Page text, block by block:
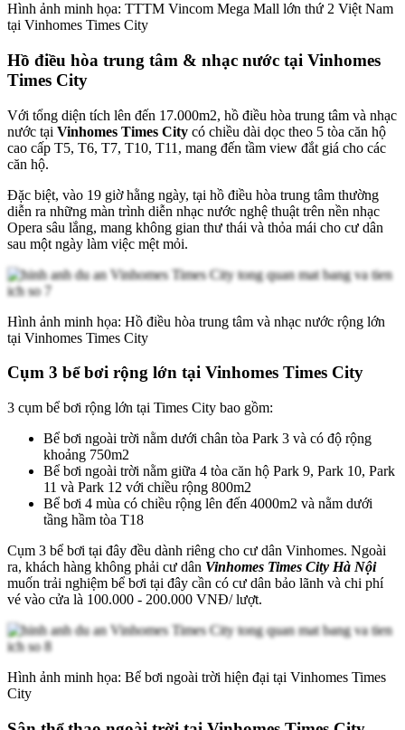
Hình ảnh minh họa: TTTM Vincom Mega Mall lớn thứ 2 Việt Nam
tại Vinhomes Times City
Hồ điều hòa trung tâm & nhạc nước tại Vinhomes
Times City
Với tổng diện tích lên đến 17.000m2, hồ điều hòa trung tâm và nhạc
nước tại Vinhomes Times City có chiều dài dọc theo 5 tòa căn hộ
cao cấp T5, T6, T7, T10, T11, mang đến tầm view đắt giá cho các
căn hộ.
Đặc biệt, vào 19 giờ hằng ngày, tại hồ điều hòa trung tâm thường
diễn ra những màn trình diễn nhạc nước nghệ thuật trên nền nhạc
Opera sâu lắng, mang không gian thư thái và thỏa mái cho cư dân
sau một ngày làm việc mệt mỏi.
Hình ảnh minh họa: Hồ điều hòa trung tâm và nhạc nước rộng lớn
tại Vinhomes Times City
Cụm 3 bể bơi rộng lớn tại Vinhomes Times City
3 cụm bể bơi rộng lớn tại Times City bao gồm:
Bể bơi ngoài trời nằm dưới chân tòa Park 3 và có độ rộng
khoảng 750m2
Bể bơi ngoài trời nằm giữa 4 tòa căn hộ Park 9, Park 10, Park
11 và Park 12 với chiều rộng 800m2
Bể bơi 4 mùa có chiều rộng lên đến 4000m2 và nằm dưới
tầng hầm tòa T18
Cụm 3 bể bơi tại đây đều dành riêng cho cư dân Vinhomes. Ngoài
ra, khách hàng không phải cư dân Vinhomes Times City Hà Nội
muốn trải nghiệm bể bơi tại đây cần có cư dân bảo lãnh và chi phí
vé vào cửa là 100.000 - 200.000 VNĐ/ lượt.
Hình ảnh minh họa: Bể bơi ngoài trời hiện đại tại Vinhomes Times
City